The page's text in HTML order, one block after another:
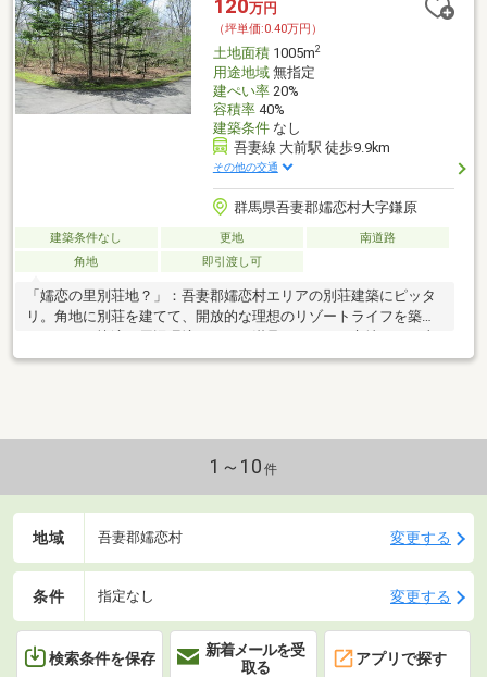
120万円
（坪単価:0.40万円）
土地面積1005m2
用途地域無指定
建ぺい率20%
容積率40%
建築条件なし
吾妻線 大前駅 徒歩9.9km
その他の交通
群馬県吾妻郡嬬恋村大字鎌原
建築条件なし 更地
南道路
角地
即引渡し可
「嬬恋の里別荘地？」：吾妻郡嬬恋村エリアの別荘建築にピッタ
リ。角地に別荘を建てて、開放的な理想のリゾートライフを築き
ましょう。快適な周辺環境できっと満足して頂ける立地です。土
地面積は広々1005 （公
1～10 件
地域 吾妻郡嬬恋村 変更する
条件 指定なし 変更する
検索条件を保存
新着メールを受
取る
アプリで探す